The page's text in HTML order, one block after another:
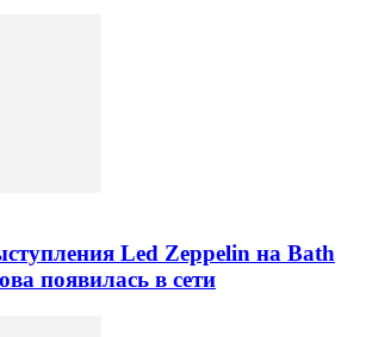
Led Zeppelin на Bath
появилась в сети